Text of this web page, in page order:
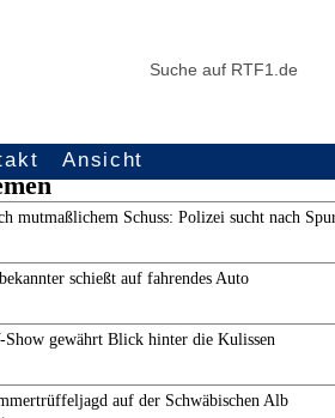
Ansicht
mutmaßlichem Schuss: Polizei sucht nach
schießt auf fahrendes Auto
Show gewährt Blick hinter die Kulissen
auf der Schwäbischen Alb